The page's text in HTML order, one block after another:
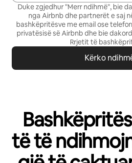
Duke zgjedhur "Merr ndihmë", bie
nga Airbnb dhe partnerët e saj
bashkëpritësve me email ose
privatësisë së Airbnb dhe bie
Rrjetit të
Kërko
të të